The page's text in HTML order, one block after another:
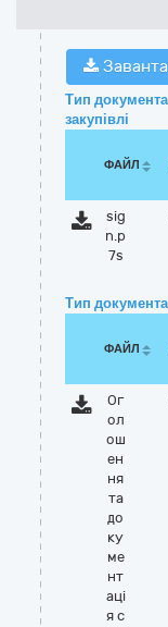
Тип
закупівлі
ФАЙЛ
sig
n.p
7s
Тип
ФАЙЛ
Ог
ол
ош
ен
ня
та
до
ку
ме
нт
аці
я с